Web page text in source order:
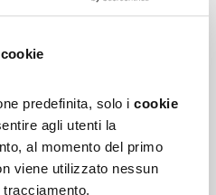
predefinita, solo i cookie
agli utenti la
al momento del primo
viene utilizzato nessun
inizia intorno agli
FONTI E I
FUMO DI